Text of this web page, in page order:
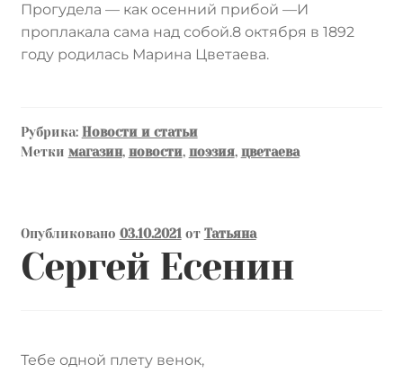
Прогудела — как осенний прибой —И
проплакала сама над собой.8 октября в 1892
году родилась Марина Цветаева.
Рубрика: Новости и статьи
Метки магазин, новости, поэзия, цветаева
Опубликовано 03.10.2021 от Татьяна
Сергей Есенин
Тебе одной плету венок,